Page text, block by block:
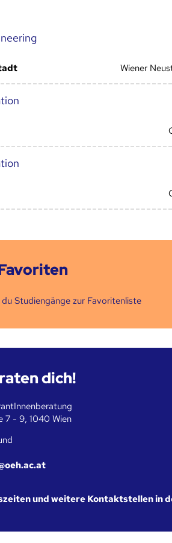
Wiener
Studiengänge zur Favoritenliste
dich!
7 - 9, 1040 Wien
und weitere Kontaktstellen in